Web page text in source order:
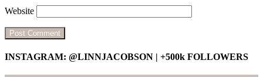
Website
INSTAGRAM: @LINNJACOBSON | +500k FOLLOWERS